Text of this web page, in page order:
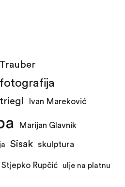
fotografija
Ivan Mareković
Marijan Glavnik
Sisak skulptura
Stjepko Rupčić ulje na platnu